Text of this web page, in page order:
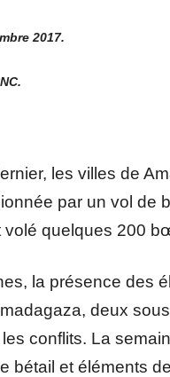
2017.
les villes de
par un vol de
volé quelques 200
la présence des
deux
conflits. La
bétail et éléments